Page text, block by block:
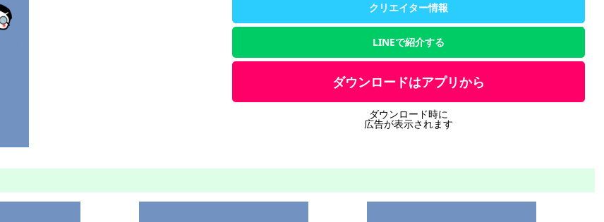
クリエイター情報
LINEで紹介する
ダウンロードはアプリから
ダウンロード時に
広告が表示されます